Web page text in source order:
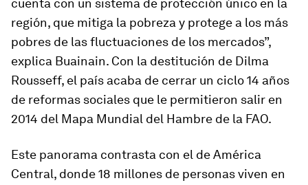
cuenta con un sistema de protección único en la
región, que mitiga la pobreza y protege a los más
pobres de las fluctuaciones de los mercados”,
explica Buainain. Con la destitución de Dilma
Rousseff, el país acaba de cerrar un ciclo 14 años
de reformas sociales que le permitieron salir en
2014 del Mapa Mundial del Hambre de la FAO.
Este panorama contrasta con el de América
Central, donde 18 millones de personas viven en